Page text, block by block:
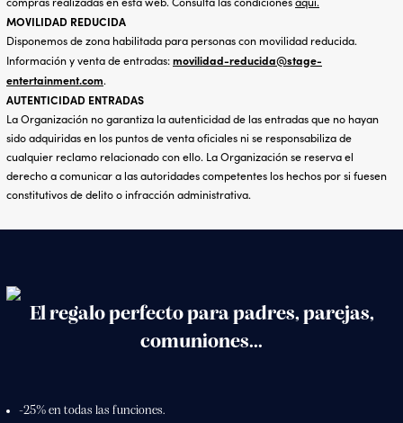
MOVILIDAD REDUCIDA
Disponemos de zona habilitada para personas con movilidad reducida.
Información y venta de entradas:movilidad-reducida@stage-
entertainment.com.
AUTENTICIDAD ENTRADAS
La Organización no garantiza la autenticidad de las entradas que no hayan
sido adquiridas en los puntos de venta oficiales ni se responsabiliza de
cualquier reclamo relacionado con ello. La Organización se reserva el
derecho a comunicar a las autoridades competentes los hechos por si fuesen
constitutivos de delito o infracción administrativa.
El regalo perfecto para padres, parejas,
comuniones...
-25% en todas las funciones.